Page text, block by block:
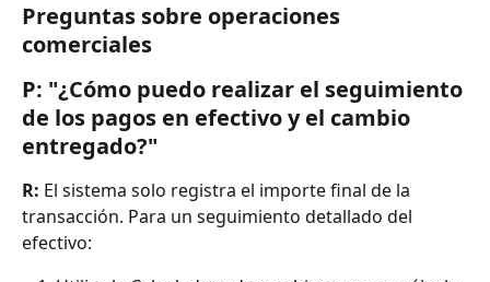
Preguntas sobre operaciones
comerciales
P: "¿Cómo puedo realizar el seguimiento
de los pagos en efectivo y el cambio
entregado?"
R: El sistema solo registra el importe final de la
transacción. Para un seguimiento detallado del
efectivo: